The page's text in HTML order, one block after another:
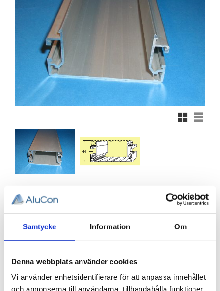
Samtycke Information Om
Denna webbplats använder cookies
Vi använder enhetsidentifierare för att anpassa innehållet
och annonserna till användarna, tillhandahålla funktioner
Rutnätsvy
Listvy
977,75KR
Antal
KÖP